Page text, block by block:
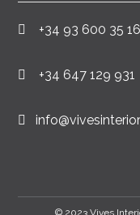
+34 93 600 35 16
+34 647 129 931